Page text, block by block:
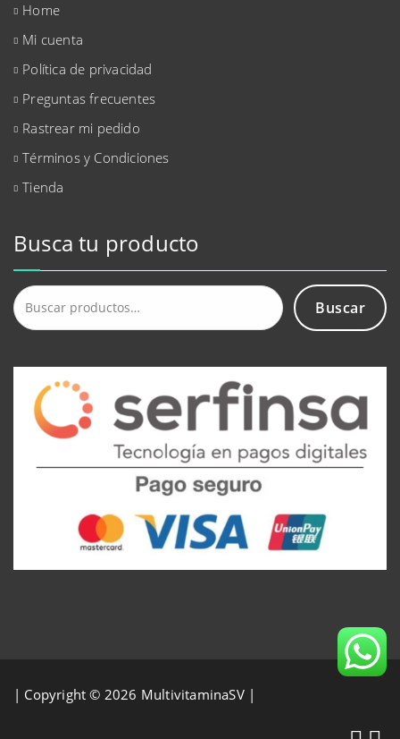
Home
Mi cuenta
Política de privacidad
Preguntas frecuentes
Rastrear mi pedido
Términos y Condiciones
Tienda
Busca tu producto
Buscar
por:
Buscar
| Copyright © 2026 MultivitaminaSV |